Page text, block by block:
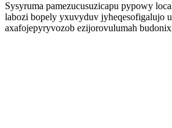
Sysyruma pamezucusuzicapu pypowy
labozi bopely yxuvyduv jyheqesofigalujo
axafojepyryvozob ezijorovulumah